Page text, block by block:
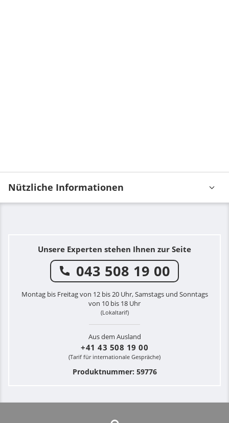
Nützliche Informationen
Unsere Experten stehen Ihnen zur Seite
043 508 19 00
Montag bis Freitag von 12 bis 20 Uhr, Samstags und Sonntags
von 10 bis 18 Uhr
(Lokaltarif)
Aus dem Ausland
+41 43 508 19 00
(Tarif für internationale Gespräche)
Produktnummer: 59776